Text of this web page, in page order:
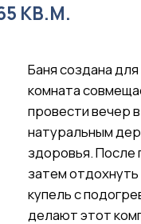
вечер в кругу
деревом,
отдохнуть на
этот комплекс